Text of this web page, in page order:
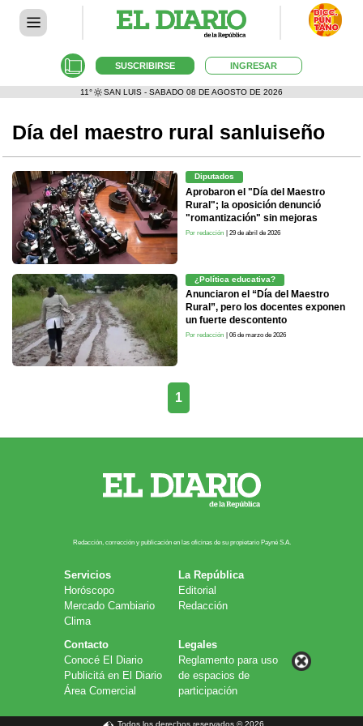
SUSCRIBIRSE INGRESAR
11° SAN LUIS - SABADO 08 DE AGOSTO DE 2026
Día del maestro rural sanluiseño
Diputados
Aprobaron el "Día del Maestro
Rural"; la oposición denunció
"romantización" sin mejoras
Por redacción | 29 de abril de 2026
¿Política educativa?
Anunciaron el “Día del Maestro
Rural”, pero los docentes exponen
un fuerte descontento
Por redacción | 06 de marzo de 2026
1
Redacción, corrección y publicación en las oficinas de su propietario Payn​é S.A.
Servicios
Horóscopo
Mercado Cambiario
Clima
La República
Editorial
Redacción
Contacto
Conocé El Diario
Publicitá en El Diario
Área Comercial
Legales
Reglamento para uso
de espacios de
participación
Todos los derechos reservados © 2026